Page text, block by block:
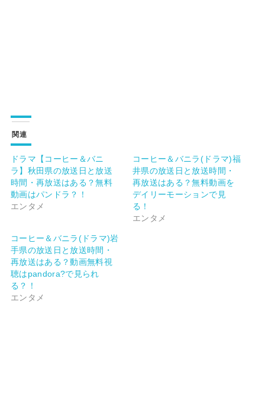
関連
ドラマ【コーヒー＆バニ
ラ】秋田県の放送日と放送
時間・再放送はある？無料
動画はパンドラ？！
エンタメ
コーヒー＆バニラ(ドラマ)福
井県の放送日と放送時間・
再放送はある？無料動画を
デイリーモーションで見
る！
エンタメ
コーヒー＆バニラ(ドラマ)岩
手県の放送日と放送時間・
再放送はある？動画無料視
聴はpandora?で見られ
る？！
エンタメ